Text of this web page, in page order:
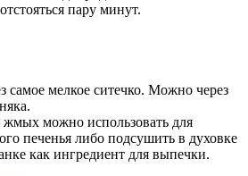
пару минут.
самое мелкое ситечко. Можно через
можно использовать для
печенья либо подсушить в духовке
как ингредиент для выпечки.